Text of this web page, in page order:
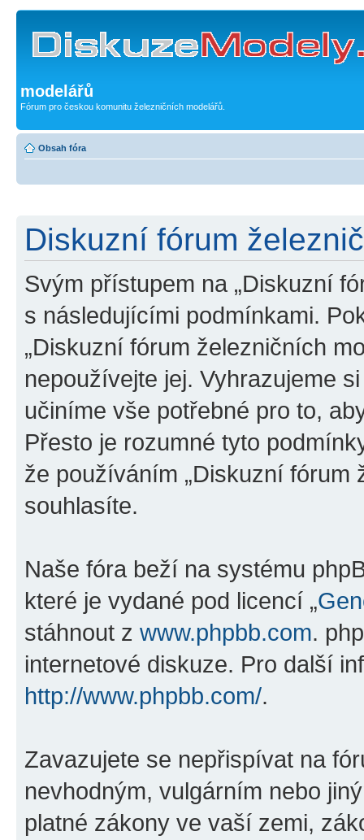
modelářů
Fórum pro českou komunitu železničních modelářů.
Obsah fóra
Diskuzní fórum
Svým přístupem na „Diskuzní
s následujícími podmínkami.
„Diskuzní fórum železničních
nepoužívejte jej. Vyhrazujeme
učiníme vše potřebné pro to,
Přesto je rozumné tyto
že používáním „Diskuzní fórum
souhlasíte.
Naše fóra beží na systému
které je vydané pod licencí „
stáhnout z www.phpbb.com.
internetové diskuze. Pro další
http://www.phpbb.com/.
Zavazujete se nepřispívat na
nevhodným, vulgárním nebo
platné zákony ve vaší zemi,